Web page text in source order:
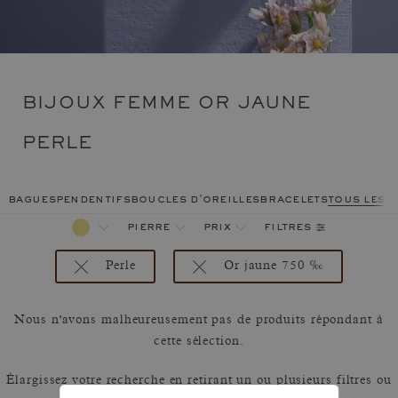
BIJOUX FEMME OR JAUNE
PERLE
baguespendentifsboucles d'oreillesbraceletstous les
pierre prix filtres
Or jaune 750 ‰
Perle
Nous n'avons malheureusement pas de produits répondant à
cette sélection.
Élargissez votre recherche en retirant un ou plusieurs filtres ou